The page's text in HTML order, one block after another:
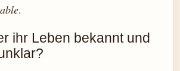
.
ihr Leben bekannt und